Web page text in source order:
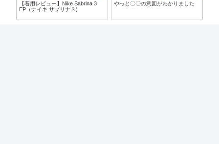
【着用レビュー】Nike Sabrina 3
EP（ナイキ サブリナ３)
やっと〇〇の意図がわかりました